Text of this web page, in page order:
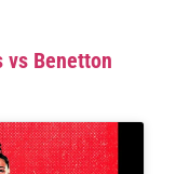
vs Benetton